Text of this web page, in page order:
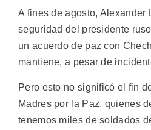
A fines de agosto, Alexander
seguridad del presidente
un acuerdo de paz con
mantiene, a pesar de
Pero esto no significó el fin
Madres por la Paz, quienes
tenemos miles de soldados